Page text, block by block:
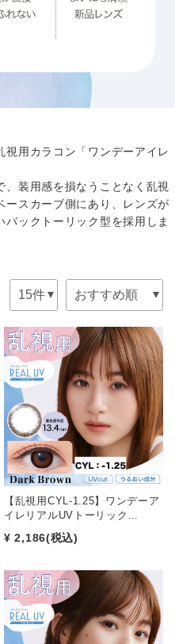
視用カラコン「ワンデーアイレ
、装用感を損なうことなく乱視
ースカーブ側にあり、レンズが
ックトーリック型を採用しま
【乱視用CYL-1.25】ワンデーア
イレリアルUVトーリック…
¥ 2,186(税込)